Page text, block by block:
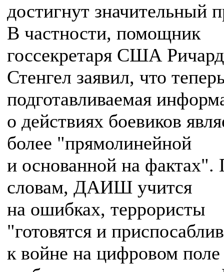
достигнут значительный
В частности, помощник
госсекретаря США Ричард
Стенгел заявил, что
подготавливаемая
о действиях боевиков
более "прямолинейной
и основанной на фактах".
словам, ДАИШ учится
на ошибках, террористы
"готовятся и
к войне на цифровом